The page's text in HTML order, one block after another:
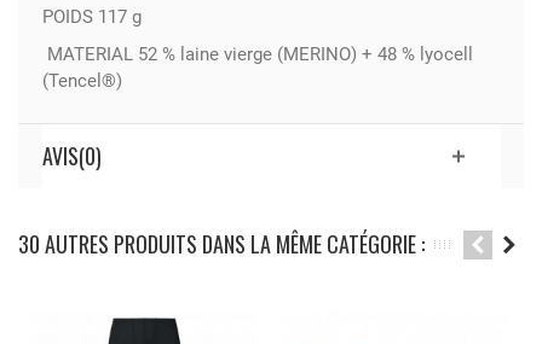
POIDS 117 g
MATERIAL 52 % laine vierge (MERINO) + 48 % lyocell
(Tencel®)
AVIS(0)
30 AUTRES PRODUITS DANS LA MÊME CATÉGORIE :